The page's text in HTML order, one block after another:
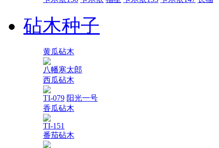
砧木种子
黄瓜砧木
八幡寒太郎
西瓜砧木
TI-079 阳光一号
香瓜砧木
TI-151
番茄砧木